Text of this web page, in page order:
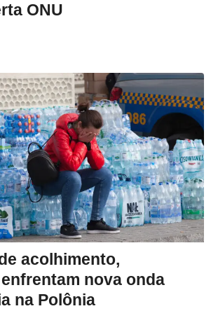
ONU
acolhimento,
nova onda
na Polônia